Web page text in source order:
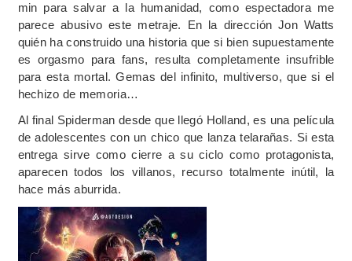
min para salvar a la humanidad, como espectadora me
parece abusivo este metraje. En la dirección Jon Watts
quién ha construido una historia que si bien supuestamente
es orgasmo para fans, resulta completamente insufrible
para esta mortal. Gemas del infinito, multiverso, que si el
hechizo de memoria…
Al final Spiderman desde que llegó Holland, es una película
de adolescentes con un chico que lanza telarañas. Si esta
entrega sirve como cierre a su ciclo como protagonista,
aparecen todos los villanos, recurso totalmente inútil, la
hace más aburrida.